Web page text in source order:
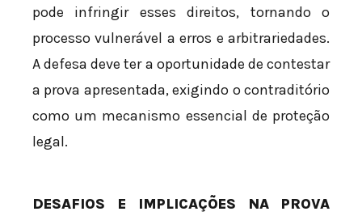
pode infringir esses direitos, tornando o
processo vulnerável a erros e arbitrariedades.
A defesa deve ter a oportunidade de contestar
a prova apresentada, exigindo o contraditório
como um mecanismo essencial de proteção
legal.
DESAFIOS E IMPLICAÇÕES NA PROVA